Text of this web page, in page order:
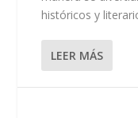
históricos y
LEER MÁS